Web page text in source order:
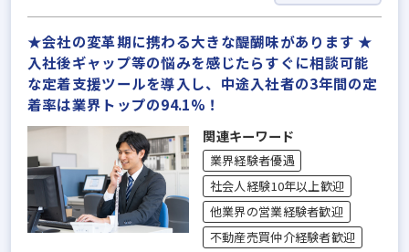
★会社の変革期に携わる大きな醍醐味があります ★
入社後ギャップ等の悩みを感じたらすぐに相談可能
な定着支援ツールを導入し、中途入社者の3年間の定
着率は業界トップの94.1%！
関連キーワード
業界経験者優遇
社会人経験10年以上歓迎
他業界の営業経験者歓迎
不動産売買仲介経験者歓迎